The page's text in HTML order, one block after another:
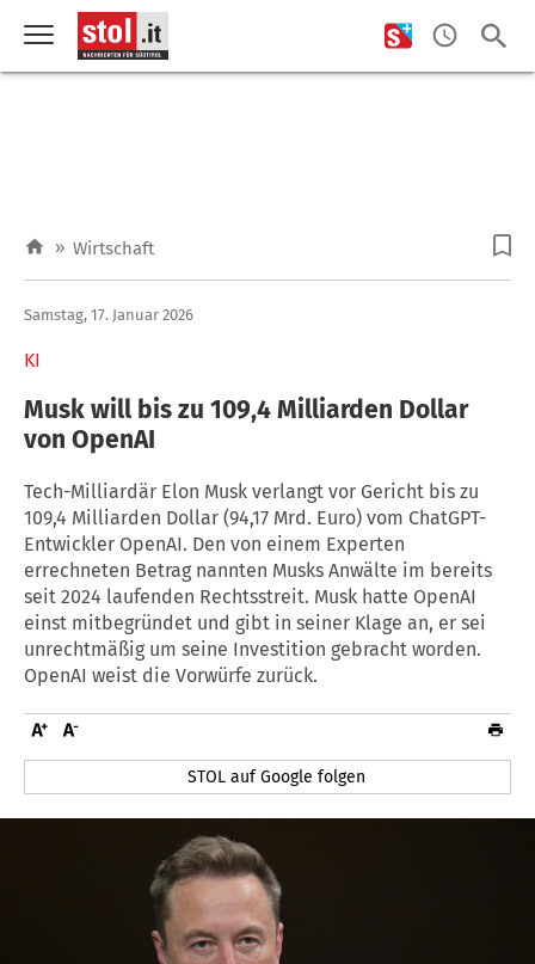
» Wirtschaft
KI
Samstag, 17. Januar 2026
Musk will bis zu 109,4 Milliarden Dollar
von OpenAI
Tech-Milliardär Elon Musk verlangt vor Gericht bis zu
109,4 Milliarden Dollar (94,17 Mrd. Euro) vom ChatGPT-
Entwickler OpenAI. Den von einem Experten
errechneten Betrag nannten Musks Anwälte im bereits
seit 2024 laufenden Rechtsstreit. Musk hatte OpenAI
einst mitbegründet und gibt in seiner Klage an, er sei
unrechtmäßig um seine Investition gebracht worden.
OpenAI weist die Vorwürfe zurück.
STOL auf Google folgen